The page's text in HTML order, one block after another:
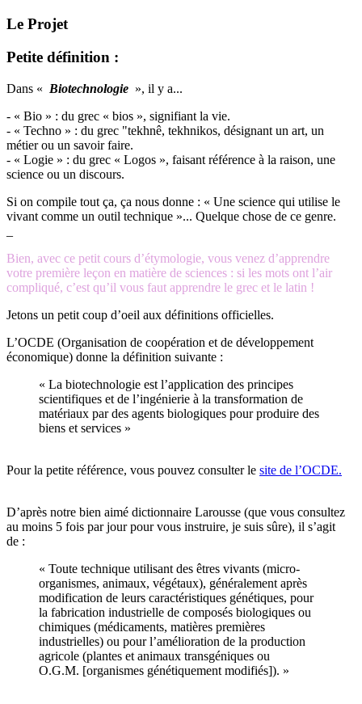
Le Projet
Petite définition :
Dans « Biotechnologie », il y a...
- « Bio » : du grec « bios », signifiant la vie.
- « Techno » : du grec "tekhnê, tekhnikos, désignant un art, un
métier ou un savoir faire.
- « Logie » : du grec « Logos », faisant référence à la raison, une
science ou un discours.
Si on compile tout ça, ça nous donne : « Une science qui utilise le
vivant comme un outil technique »... Quelque chose de ce genre.
Bien, avec ce petit cours d’étymologie, vous venez d’apprendre
votre première leçon en matière de sciences : si les mots ont l’air
compliqué, c’est qu’il vous faut apprendre le grec et le latin !
Jetons un petit coup d’oeil aux définitions officielles.
L’OCDE (Organisation de coopération et de développement
économique) donne la définition suivante :
« La biotechnologie est l’application des principes
scientifiques et de l’ingénierie à la transformation de
matériaux par des agents biologiques pour produire des
biens et services »
Pour la petite référence, vous pouvez consulter le site de l’OCDE.
D’après notre bien aimé dictionnaire Larousse (que vous consultez
au moins 5 fois par jour pour vous instruire, je suis sûre), il s’agit
de :
« Toute technique utilisant des êtres vivants (micro-
organismes, animaux, végétaux), généralement après
modification de leurs caractéristiques génétiques, pour
la fabrication industrielle de composés biologiques ou
chimiques (médicaments, matières premières
industrielles) ou pour l’amélioration de la production
agricole (plantes et animaux transgéniques ou
O.G.M. [organismes génétiquement modifiés]). »